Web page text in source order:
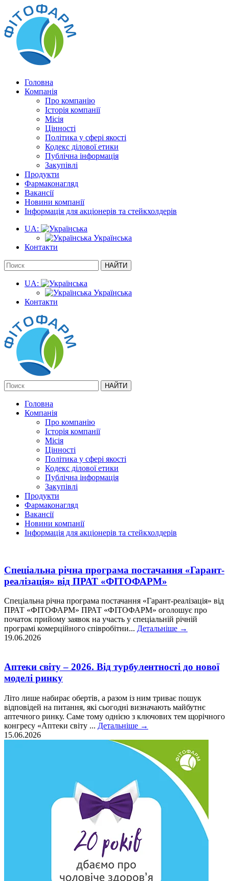
Головна
Компанія
Про компанію
Історія компанії
Місія
Цінності
Політика у сфері якості
Кодекс ділової етики
Публічна інформація
Закупівлі
Продукти
Фармаконагляд
Вакансії
Новини компанії
Інформація для акціонерів та стейкхолдерів
UA:
Українська
Контакти
UA:
Українська
Контакти
Головна
Компанія
Про компанію
Історія компанії
Місія
Цінності
Політика у сфері якості
Кодекс ділової етики
Публічна інформація
Закупівлі
Продукти
Фармаконагляд
Вакансії
Новини компанії
Інформація для акціонерів та стейкхолдерів
Спеціальна річна програма постачання «Гарант-
реалізація» від ПРАТ «ФІТОФАРМ»
Спеціальна річна програма постачання «Гарант-реалізація» від
ПРАТ «ФІТОФАРМ» ПРАТ «ФІТОФАРМ» оголошує про
початок прийому заявок на участь у спеціальній річній
програмі комерційного співробітни... Детальніше →
19.06.2026
Аптеки світу – 2026. Від турбулентності до нової
моделі ринку
Літо лише набирає обертів, а разом із ним триває пошук
відповідей на питання, які сьогодні визначають майбутнє
аптечного ринку. Саме тому однією з ключових тем щорічного
конгресу «Аптеки світу ... Детальніше →
15.06.2026